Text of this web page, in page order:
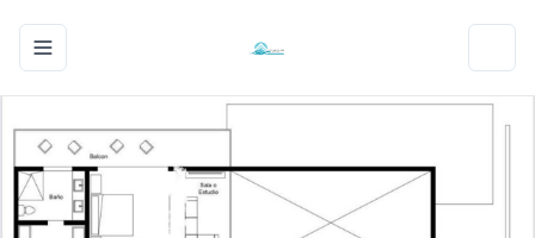
Toggle navigation menu